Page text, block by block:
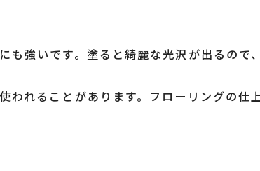
も強いです。塗ると綺麗な光沢が出るので
われることがあります。フローリングの仕